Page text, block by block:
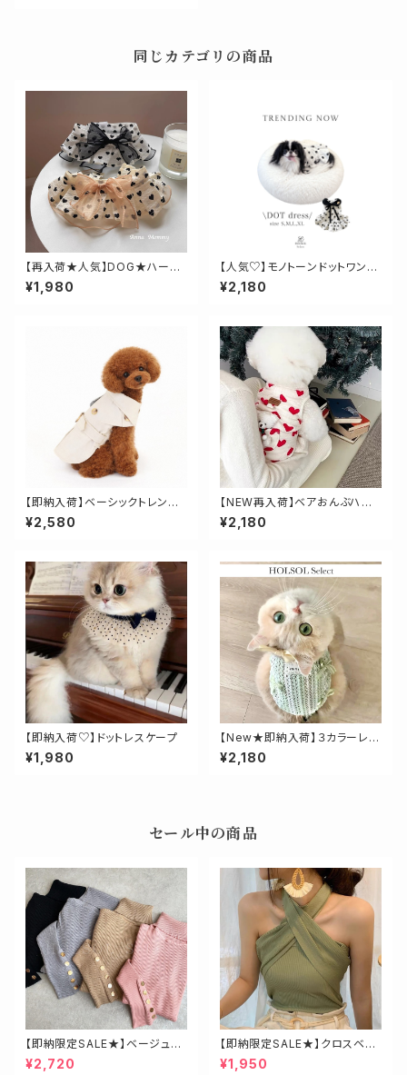
同じカテゴリの商品
【再入荷★人気】DOG★ハート
柄ケープ
¥1,980
【人気♡】モノトーンドットワンピ
ース
¥2,180
【即納入荷】ベーシックトレンチ
コート
¥2,580
【NEW再入荷】ベアおんぶハー
トベスト
¥2,180
【即納入荷♡】ドットレスケープ
¥1,980
【New★即納入荷】３カラーレー
シーリボントップス
¥2,180
セール中の商品
【即納限定SALE★】ベージュ・
ゴールド釦ハイネックニット
¥2,720
【即納限定SALE★】クロスベア
トップス
¥1,950